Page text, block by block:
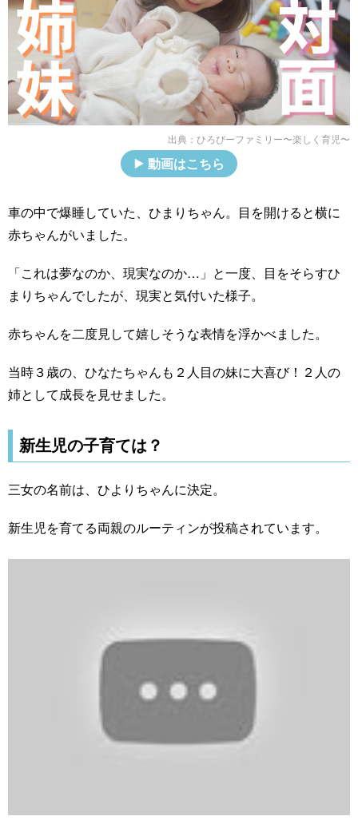
出典： ひろぴーファミリー〜楽しく育児〜
動画はこちら
車の中で爆睡していた、ひまりちゃん。目を開けると横に
赤ちゃんがいました。
「これは夢なのか、現実なのか…」と一度、目をそらすひ
まりちゃんでしたが、現実と気付いた様子。
赤ちゃんを二度見して嬉しそうな表情を浮かべました。
当時３歳の、ひなたちゃんも２人目の妹に大喜び！２人の
姉として成長を見せました。
新生児の子育ては？
三女の名前は、ひよりちゃんに決定。
新生児を育てる両親のルーティンが投稿されています。